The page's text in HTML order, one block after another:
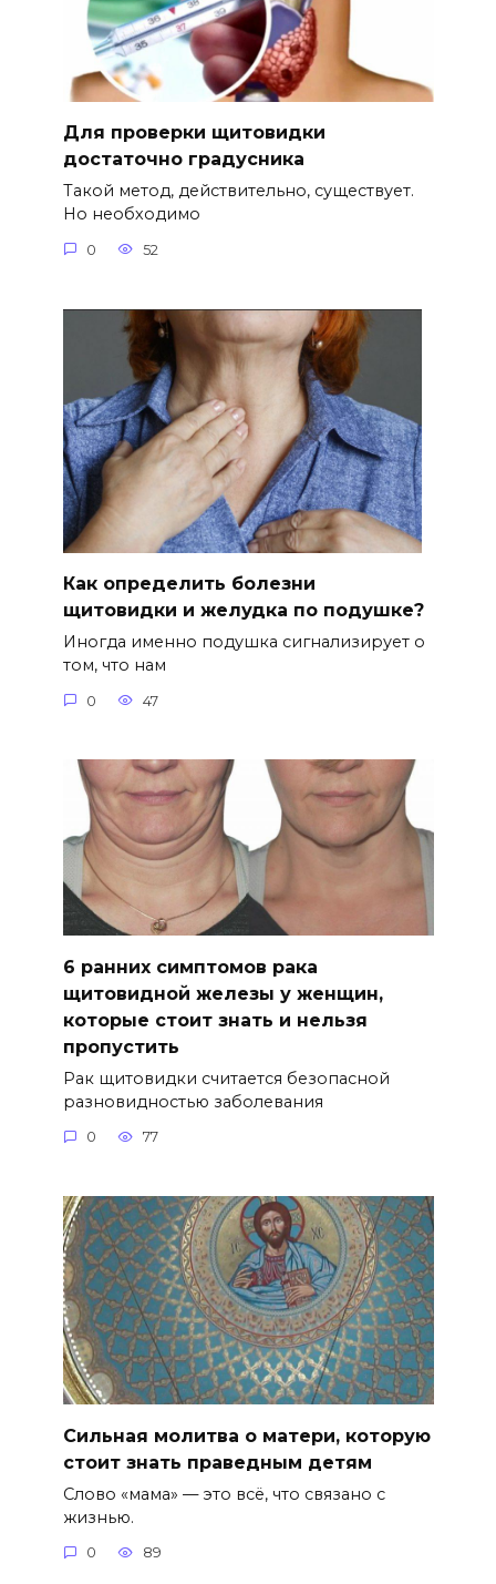
Для проверки щитовидки
достаточно градусника
Такой метод, действительно, существует.
Но необходимо
0 52
Как определить болезни
щитовидки и желудка по подушке?
Иногда именно подушка сигнализирует о
том, что нам
0 47
6 ранних симптомов рака
щитовидной железы у женщин,
которые стоит знать и нельзя
пропустить
Рак щитовидки считается безопасной
разновидностью заболевания
0 77
Сильная молитва о матери, которую
стоит знать праведным детям
Слово «мама» — это всё, что связано с
жизнью.
0 89